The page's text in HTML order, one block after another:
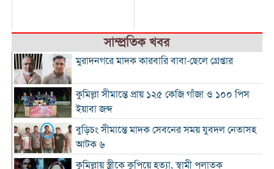
সাম্প্রতিক খবর
মুরাদনগরে মাদক কারবারি বাবা-ছেলে গ্রেপ্তার
কুমিল্লা সীমান্তে প্রায় ১২৫ কেজি গাঁজা ও ১০০ পিস
ইয়াবা জব্দ
বুড়িচং সীমান্তে মাদক সেবনের সময় যুবদল নেতাসহ
আটক ৬
কুমিল্লায় স্ত্রীকে কুপিয়ে হত্যা, স্বামী পলাতক